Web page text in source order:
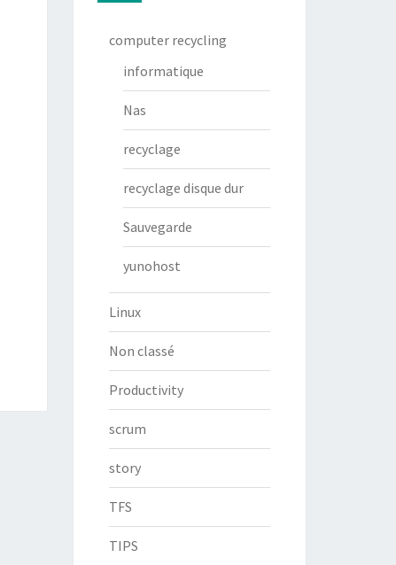
computer recycling
informatique
Nas
recyclage
recyclage disque dur
Sauvegarde
yunohost
Linux
Non classé
Productivity
scrum
story
TFS
TIPS